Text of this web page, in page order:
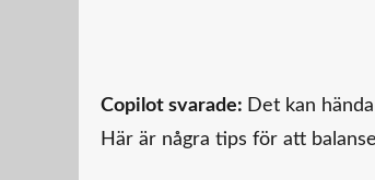
Copilot svarade: Det kan
Här är några tips för att